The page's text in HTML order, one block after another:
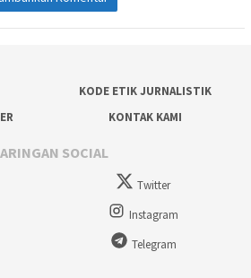
KODE ETIK JURNALISTIK
KONTAK KAMI
SOCIAL
Twitter
Instagram
Telegram